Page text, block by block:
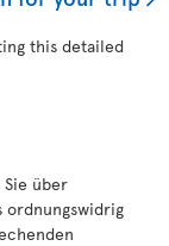
this detailed
über
ordnungswidrig